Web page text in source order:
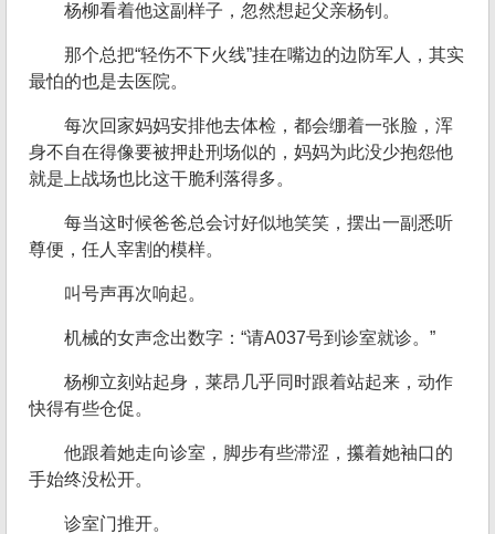
杨柳看着他这副样子，忽然想起父亲杨钊。
那个总把“轻伤不下火线”挂在嘴边的边防军人，其实
最怕的也是去医院。
每次回家妈妈安排他去体检，都会绷着一张脸，浑
身不自在得像要被押赴刑场似的，妈妈为此没少抱怨他
就是上战场也比这干脆利落得多。
每当这时候爸爸总会讨好似地笑笑，摆出一副悉听
尊便，任人宰割的模样。
叫号声再次响起。
机械的女声念出数字：“请A037号到诊室就诊。”
杨柳立刻站起身，莱昂几乎同时跟着站起来，动作
快得有些仓促。
他跟着她走向诊室，脚步有些滞涩，攥着她袖口的
手始终没松开。
诊室门推开。